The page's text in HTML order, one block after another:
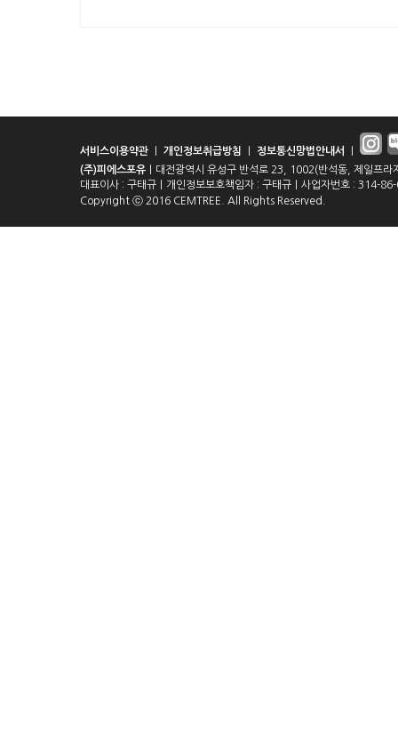
서비스이용약관 개인정보취급방침 정보통신망법안내서
(주)피에스포유 ｜대전광역시 유성구 반석로 23, 1002(반석동, 제일
대표이사 : 구태규｜개인정보보호책임자 : 구태규｜사업자번호 : 314-
Copyright ⓒ 2016 CEMTREE. All Rights Reserved.